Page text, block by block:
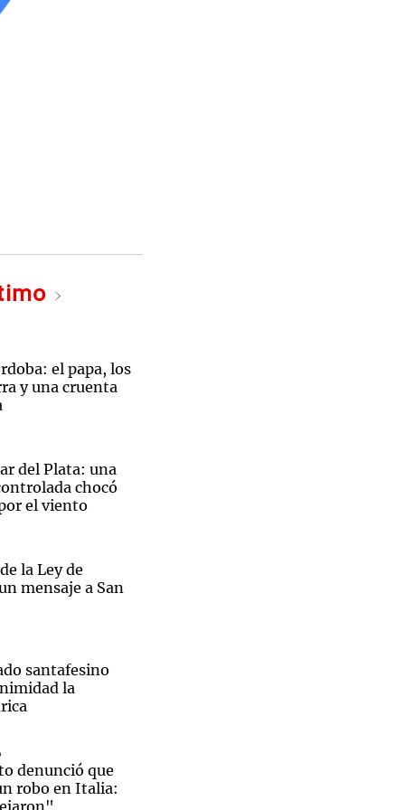
el papa, los
y una cruenta
del Plata: una
chocó
el viento
la Ley de
mensaje a San
santafesino
la
denunció que
robo en Italia: